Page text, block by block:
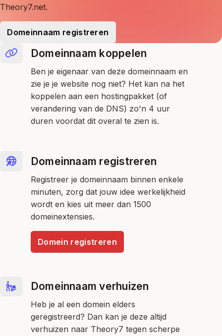
Theory7.net.
Domeinnaam registreren
Domeinnaam koppelen
Ben je eigenaar van deze domeinnaam en
zie je je website nog niet? Het kan na het
koppelen aan een hostingpakket (of
verandering van de DNS) zo'n 4 uur
duren voordat dit overal te zien is.
Domeinnaam registreren
Registreer je domeinnaam binnen enkele
minuten, zorg dat jouw idee werkelijkheid
wordt en kies uit meer dan 1500
domeinextensies.
Domein registreren
Domeinnaam verhuizen
Heb je al een domein elders
geregistreerd? Dan kan je deze altijd
verhuizen naar Theory7 tegen scherpe